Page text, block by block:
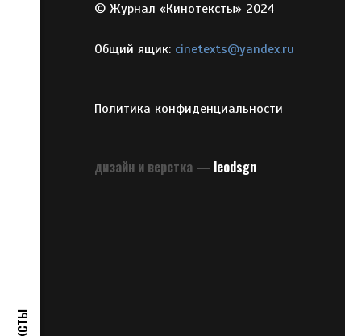
© Журнал «Кинотексты» 2024
Общий ящик: cinetexts@yandex.ru
Политика конфиденциальности
дизайн и верстка — leodsgn